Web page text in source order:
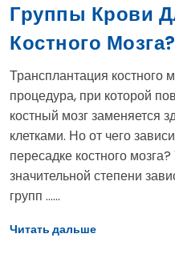
Группы Крови
Костного Мозга?
Трансплантация костного
процедура, при которой
костный мозг заменяется
клетками. Но от чего
пересадке костного
значительной степени
групп ......
Читать дальше